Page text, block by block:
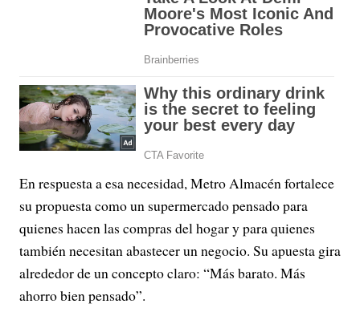
En respuesta a esa necesidad, Metro Almacén fortalece
su propuesta como un supermercado pensado para
quienes hacen las compras del hogar y para quienes
también necesitan abastecer un negocio. Su apuesta gira
alrededor de un concepto claro: “Más barato. Más
ahorro bien pensado”.